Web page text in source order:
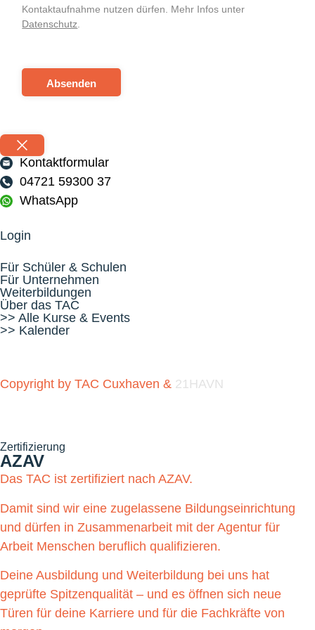
Kontaktaufnahme nutzen dürfen. Mehr Infos unter
Datenschutz.
Absenden
Kontaktformular
04721 59300 37
WhatsApp
Login
Für Schüler & Schulen
Für Unternehmen
Weiterbildungen
Über das TAC
>> Alle Kurse & Events
>> Kalender
Copyright by TAC Cuxhaven & 21HAVN
Zertifizierung
AZAV
Das TAC ist zertifiziert nach AZAV.
Damit sind wir eine zugelassene Bildungseinrichtung
und dürfen in Zusammenarbeit mit der Agentur für
Arbeit Menschen beruflich qualifizieren.
Deine Ausbildung und Weiterbildung bei uns hat
geprüfte Spitzenqualität – und es öffnen sich neue
Türen für deine Karriere und für die Fachkräfte von